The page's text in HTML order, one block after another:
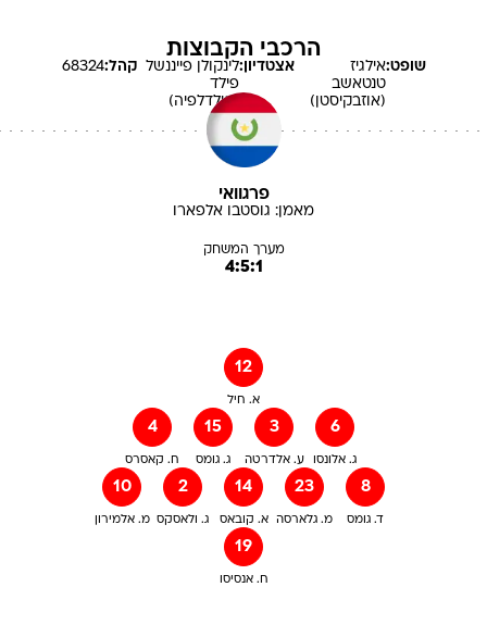
הרכבי הקבוצות
שופט:אילגיז
טנטאשב
(אוזבקיסטן)
אצטדיון:לינקולן פייננשל
פילד
(פילדלפיה)
קהל:68324
פרגוואי
מאמן: גוסטבו אלפארו
מערך המשחק
4:5:1
12
א. חיל
4
ח. קאסרס
15
ג. גומס
3
ע. אלדרטה
6
ג. אלונסו
10
מ. אלמירון
2
ג. ולאסקס
14
א. קובאס
23
מ. גלארסה
8
ד. גומס
19
ח. אנסיסו